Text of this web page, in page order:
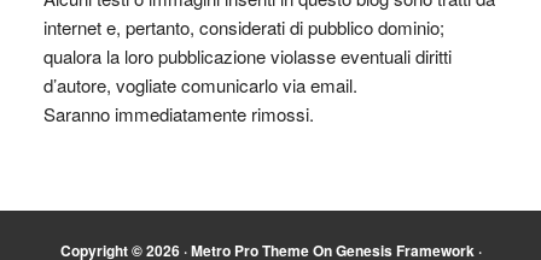
internet e, pertanto, considerati di pubblico dominio;
qualora la loro pubblicazione violasse eventuali diritti
d’autore, vogliate comunicarlo via email.
Saranno immediatamente rimossi.
Copyright © 2026 ·Metro Pro ThemeOnGenesis Framework·